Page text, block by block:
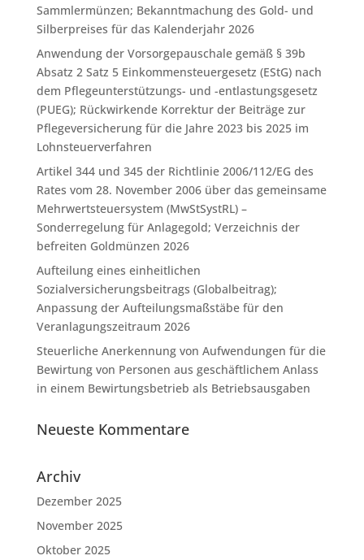
Sammlermünzen; Bekanntmachung des Gold- und
Silberpreises für das Kalenderjahr 2026
Anwendung der Vorsorgepauschale gemäß § 39b
Absatz 2 Satz 5 Einkommensteuergesetz (EStG) nach
dem Pflegeunterstützungs- und -entlastungsgesetz
(PUEG); Rückwirkende Korrektur der Beiträge zur
Pflegeversicherung für die Jahre 2023 bis 2025 im
Lohnsteuerverfahren
Artikel 344 und 345 der Richtlinie 2006/112/EG des
Rates vom 28. November 2006 über das gemeinsame
Mehrwertsteuersystem (MwStSystRL) –
Sonderregelung für Anlagegold; Verzeichnis der
befreiten Goldmünzen 2026
Aufteilung eines einheitlichen
Sozialversicherungsbeitrags (Globalbeitrag);
Anpassung der Aufteilungsmaßstäbe für den
Veranlagungszeitraum 2026
Steuerliche Anerkennung von Aufwendungen für die
Bewirtung von Personen aus geschäftlichem Anlass
in einem Bewirtungsbetrieb als Betriebsausgaben
Neueste Kommentare
Archiv
Dezember 2025
November 2025
Oktober 2025